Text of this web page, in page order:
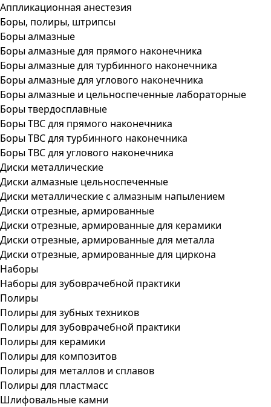
Аппликационная анестезия
Боры, полиры, штрипсы
Боры алмазные
Боры алмазные для прямого наконечника
Боры алмазные для турбинного наконечника
Боры алмазные для углового наконечника
Боры алмазные и цельноспеченные лабораторные
Боры твердосплавные
Боры ТВС для прямого наконечника
Боры ТВС для турбинного наконечника
Боры ТВС для углового наконечника
Диски металлические
Диски алмазные цельноспеченные
Диски металлические с алмазным напылением
Диски отрезные, армированные
Диски отрезные, армированные для керамики
Диски отрезные, армированные для металла
Диски отрезные, армированные для циркона
Наборы
Наборы для зубоврачебной практики
Полиры
Полиры для зубных техников
Полиры для зубоврачебной практики
Полиры для керамики
Полиры для композитов
Полиры для металлов и сплавов
Полиры для пластмасс
Шлифовальные камни